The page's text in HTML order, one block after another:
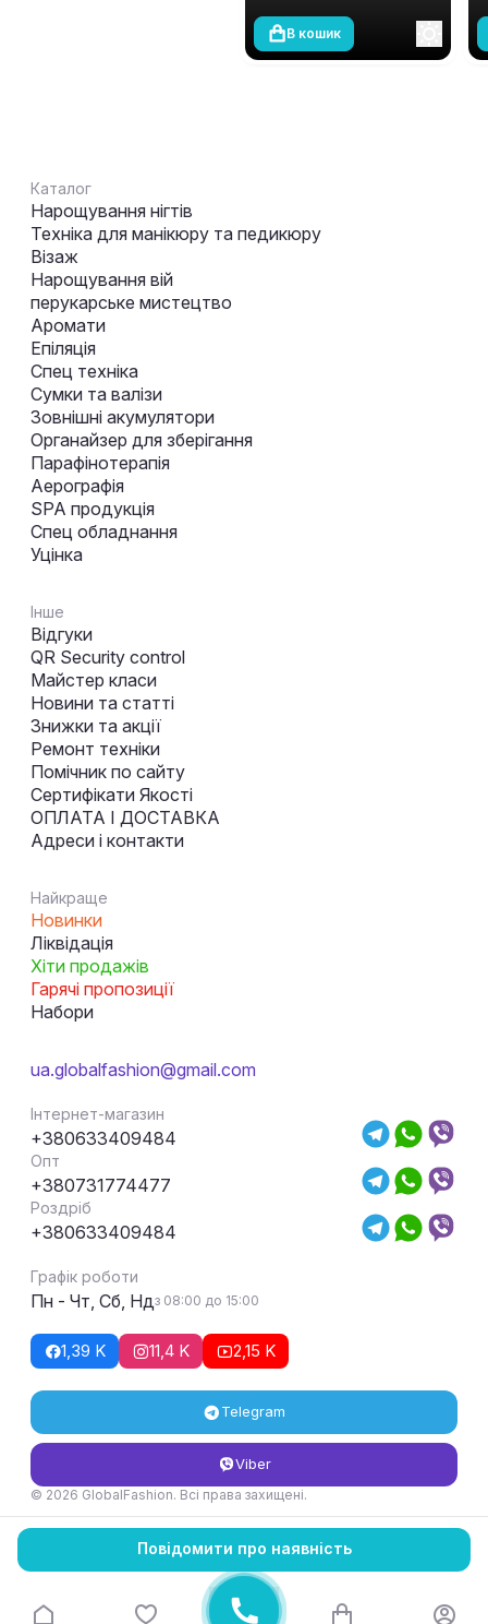
В кошик
Каталог
Нарощування нігтів
Техніка для манікюру та педикюру
Візаж
Нарощування вій
перукарське мистецтво
Аромати
Епіляція
Спец техніка
Сумки та валізи
Зовнішні акумулятори
Органайзер для зберігання
Парафінотерапія
Аерографія
SPA продукція
Спец обладнання
Уцінка
Інше
Відгуки
QR Security control
Майстер класи
Новини та статті
Знижки та акції
Ремонт техніки
Помічник по сайту
Сертифікати Якості
ОПЛАТА І ДОСТАВКА
Адреси і контакти
Найкраще
Новинки
Ліквідація
Хіти продажів
Гарячі пропозиції
Набори
ua.globalfashion@gmail.com
Інтернет-магазин
+380633409484
Опт
+380731774477
Роздріб
+380633409484
Графік роботи
Пн - Чт, Сб, Ндз 08:00 до 15:00
1,39 K 11,4 K 2,15 K
Telegram
Viber
© 2026 GlobalFashion. Всі права захищені.
Умови повернення та обміну товару
Повідомити про наявність